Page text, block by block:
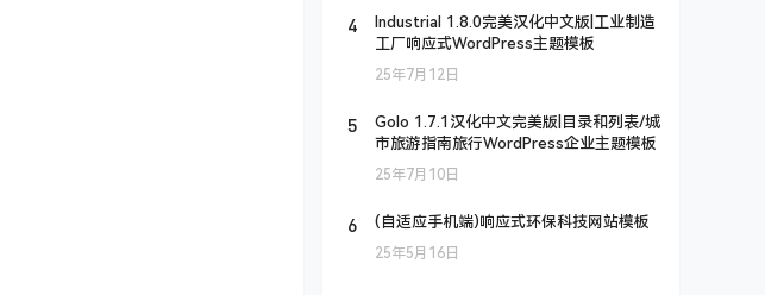
4
Industrial 1.8.0完美汉化中文版|工业制造
工厂响应式WordPress主题模板
25年7月12日
5
Golo 1.7.1汉化中文完美版|目录和列表/城
市旅游指南旅行WordPress企业主题模板
25年7月10日
6 (自适应手机端)响应式环保科技网站模板
25年5月16日